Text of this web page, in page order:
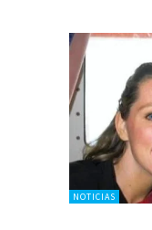
NOTICIAS